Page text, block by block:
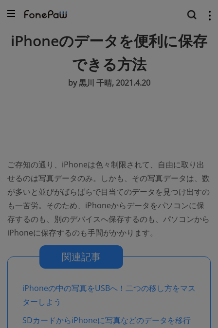
iPhoneのデータを便利に保存
できる方法
by 黒川 千晴, 2021.4.20
ご存知の通り、iPhoneは色々制限されて、自由に取り出
せるのは写真データのみ。しかも、その写真データは、数
が多いと並びがばらばらで目当てのデータを見つけ出すの
も一苦労。そのため、iPhoneからデータをパソコンに保
存するのも、別のデバイスへ保存するのも、パソコンから
iPhoneに保存するのも手間がかかります。
関連記事
iPhoneの中の写真をUSBへ！二つの移し方をマス
ターしよう
SDカードからiPhoneに写真などのデータを移行